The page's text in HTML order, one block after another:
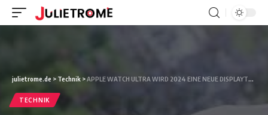
julietrome.de > Technik >APPLE WATCH ULTRA WIRD 2024 EINE NEUE DISPLAYTECHNOLOGIE BRINGEN, DIE OLED ÜBERTRIFFT
TECHNIK